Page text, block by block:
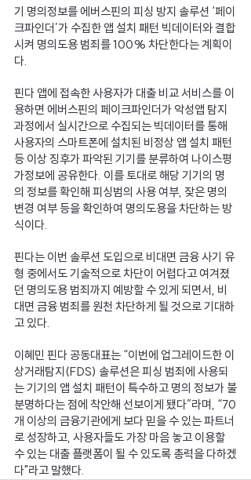
기 명의정보를 에버스핀의 피싱 방지 솔루션 ‘페이
크파인더’가 수집한 앱 설치 패턴 빅데이터와 결합
시켜 명의도용 범죄를 100% 차단한다는 계획이
다.
핀다 앱에 접속한 사용자가 대출 비교 서비스를 이
용하면 에버스핀의 페이크파인더가 악성앱 탐지
과정에서 실시간으로 수집되는 빅데이터를 통해
사용자의 스마트폰에 설치된 비정상 앱 설치 패턴
등 이상 징후가 파악된 기기를 분류하여 나이스평
가정보에 공유한다. 이를 토대로 해당 기기의 명
의 정보를 확인해 피싱범의 사용 여부, 잦은 명의
변경 여부 등을 확인하여 명의도용을 차단하는 방
식이다.
핀다는 이번 솔루션 도입으로 비대면 금융 사기 유
형 중에서도 기술적으로 차단이 어렵다고 여겨졌
던 명의도용 범죄까지 예방할 수 있게 되면서, 비
대면 금융 범죄를 원천 차단하게 될 것으로 기대하
고 있다.
이혜민 핀다 공동대표는 “이번에 업그레이드한 이
상거래탐지(FDS) 솔루션은 피싱 범죄에 사용되
는 기기의 앱 설치 패턴이 특수하고 명의 정보가 불
분명하다는 점에 착안해 선보이게 됐다”라며, “70
개 이상의 금융기관에게 보다 믿을 수 있는 파트너
로 성장하고, 사용자들도 가장 마음 놓고 이용할
수 있는 대출 플랫폼이 될 수 있도록 총력을 다하겠
다"라고 말했다.